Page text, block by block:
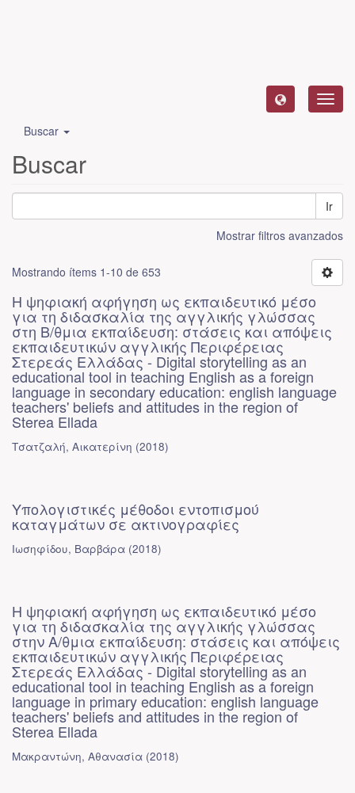
Buscar
Buscar
Ir
Mostrar filtros avanzados
Mostrando ítems 1-10 de 653
Η ψηφιακή αφήγηση ως εκπαιδευτικό μέσο
για τη διδασκαλία της αγγλικής γλώσσας
στη Β/θμια εκπαίδευση: στάσεις και απόψεις
εκπαιδευτικών αγγλικής Περιφέρειας
Στερεάς Ελλάδας - Digital storytelling as an
educational tool in teaching English as a foreign
language in secondary education: english language
teachers' beliefs and attitudes in the region of
Sterea Ellada
Τσατζαλή, Αικατερίνη (2018)
Υπολογιστικές μέθοδοι εντοπισμού
καταγμάτων σε ακτινογραφίες
Ιωσηφίδου, Βαρβάρα (2018)
Η ψηφιακή αφήγηση ως εκπαιδευτικό μέσο
για τη διδασκαλία της αγγλικής γλώσσας
στην Α/θμια εκπαίδευση: στάσεις και απόψεις
εκπαιδευτικών αγγλικής Περιφέρειας
Στερεάς Ελλάδας - Digital storytelling as an
educational tool in teaching English as a foreign
language in primary education: english language
teachers' beliefs and attitudes in the region of
Sterea Ellada
Μακραντώνη, Αθανασία (2018)